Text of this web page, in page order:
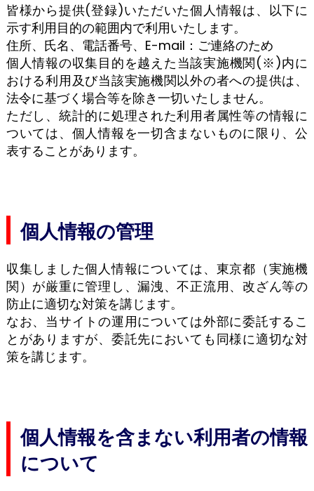
皆様から提供(登録)いただいた個人情報は、以下に
示す利用目的の範囲内で利用いたします。
住所、氏名、電話番号、E-mail：ご連絡のため
個人情報の収集目的を越えた当該実施機関(※)内に
おける利用及び当該実施機関以外の者への提供は、
法令に基づく場合等を除き一切いたしません。
ただし、統計的に処理された利用者属性等の情報に
ついては、個人情報を一切含まないものに限り、公
表することがあります。
個人情報の管理
収集しました個人情報については、東京都（実施機
関）が厳重に管理し、漏洩、不正流用、改ざん等の
防止に適切な対策を講じます。
なお、当サイトの運用については外部に委託するこ
とがありますが、委託先においても同様に適切な対
策を講じます。
個人情報を含まない利用者の情報
について